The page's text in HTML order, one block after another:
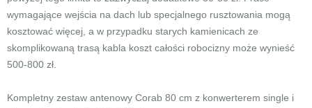
wymagające wejścia na dach lub specjalnego rusztowania mogą
kosztować więcej, a w przypadku starych kamienicach ze
skomplikowaną trasą kabla koszt całości robocizny może wynieść
500-800 zł.
Kompletny zestaw antenowy Corab 80 cm z konwerterem single i